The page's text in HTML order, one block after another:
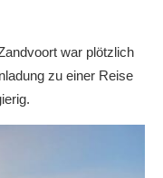
war plötzlich
zu einer Reise